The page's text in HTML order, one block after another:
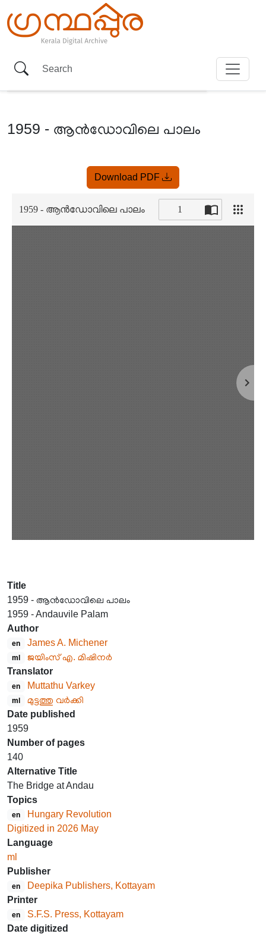
1959 - ആൻഡോവിലെ പാലം
Download PDF
Title
1959 - ആൻഡോവിലെ പാലം
1959 - Andauvile Palam
Author
en James A. Michener
ml
ജയിംസ് എ. മിഷിനർ
Translator
en Muttathu Varkey
ml
മുട്ടത്തു വർക്കി
Date published
1959
Number of pages
140
Alternative Title
The Bridge at Andau
Topics
en
Hungary Revolution
Digitized in 2026 May
Language
ml
Publisher
en
Deepika Publishers, Kottayam
Printer
en
S.F.S. Press, Kottayam
Date digitized